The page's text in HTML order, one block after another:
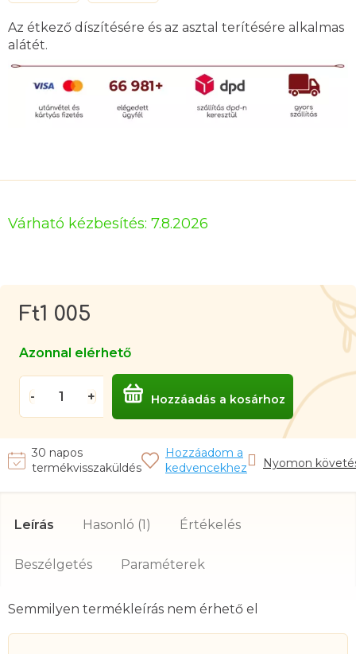
Várható kézbesítés: 7.8.2026
Az étkező díszítésére és az asztal terítésére alkalmas
alátét.
Ft1 005
Azonnal elérhető
Hozzáadás a kosárhoz
Nyomon
Leírás Hasonló (1) Értékelés
Beszélgetés
Semmilyen termékleírás nem érhető el